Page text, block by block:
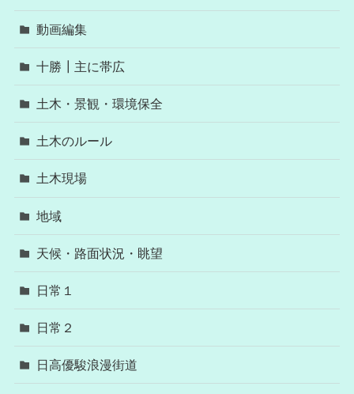
動画編集
十勝┃主に帯広
土木・景観・環境保全
土木のルール
土木現場
地域
天候・路面状況・眺望
日常１
日常２
日高優駿浪漫街道